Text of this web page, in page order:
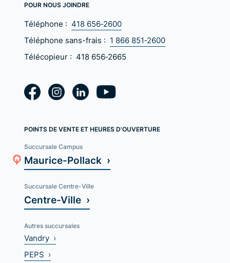
POUR NOUS JOINDRE
Téléphone : 418 656‑2600
Téléphone sans-frais : 1 866 851‑2600
Télécopieur : 418 656‑2665
POINTS DE VENTE ET HEURES D'OUVERTURE
Succursale Campus
Maurice-Pollack ›
Succursale Centre-Ville
Centre-Ville ›
Autres succursales
Vandry ›
PEPS ›